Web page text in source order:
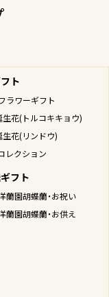
ト
ラワーギフト
生花(トルコキキョウ)
花(リンドウ)
レクション
フト
蘭園胡蝶蘭・お祝い
蘭園胡蝶蘭・お供え